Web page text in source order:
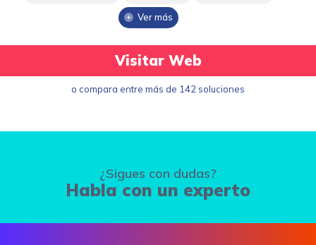
Ver más
Visitar Web
o compara entre más de 142 soluciones
¿Sigues con dudas?
Habla con un experto